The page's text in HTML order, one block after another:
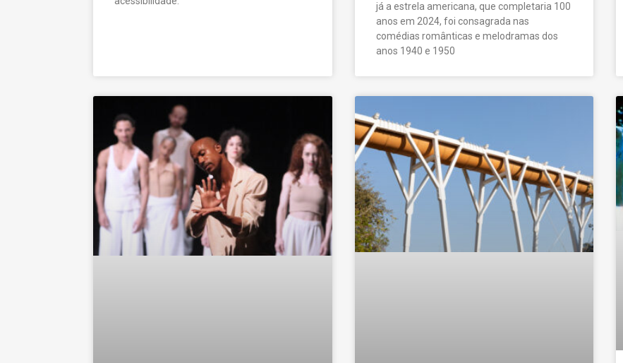
já a estrela americana, que completaria 100
anos em 2024, foi consagrada nas
comédias românticas e melodramas dos
anos 1940 e 1950